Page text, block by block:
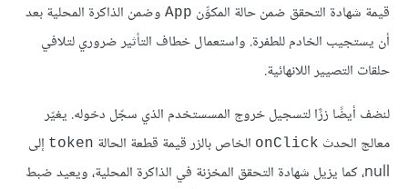
قيمة شهادة التحقق ضمن حالة المكوِّن App وضمن الذاكرة المحلية بعد
أن يستجيب الخادم للطفرة. واستعمال خطاف التأثير ضروري لتلافي
حلقات التصيير اللانهائية.
لنضف أيضًا زرًَا لتسجيل خروج المسستخدم الذي سجّل دخوله. يغيّر
معالج الحدث onClick الخاص بالزر قيمة قطعة الحالة token إلى
null، كما يزيل شهادة التحقق المخزنة في الذاكرة المحلية، ويعيد ضبط